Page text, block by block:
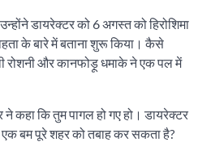
डायरेक्टर को 6 अगस्त को हिरोशिमा
के बारे में बताना शुरू किया। कैसे
रोशनी और कानफोड़ू धमाके ने एक पल में
कहा कि तुम पागल हो गए हो। डायरेक्टर
बम पूरे शहर को तबाह कर सकता है?